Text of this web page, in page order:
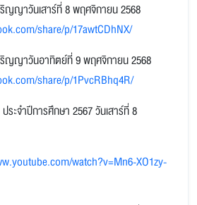
ญญาวันเสาร์ที่ 8 พฤศจิกายน 2568
share/p/17awtCDhNX/
ญญาวันอาทิตย์ที่ 9 พฤศจิกายน 2568
share/p/1PvcRBhq4R/
ะจำปีการศึกษา 2567 วันเสาร์ที่ 8
watch?v=Mn6-XO1zy-